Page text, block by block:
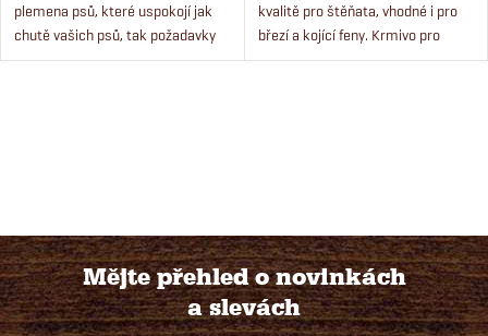
plemena psů, které uspokojí jak
chutě vašich psů, tak požadavky
na vyváženou stravu. Krmivo má
kvalitě pro štěňata, vhodné i pro
březí a kojící feny. Krmivo pro
štěňata všech plemen psů.
á
d
Mějte přehled o novinkách
a slevách